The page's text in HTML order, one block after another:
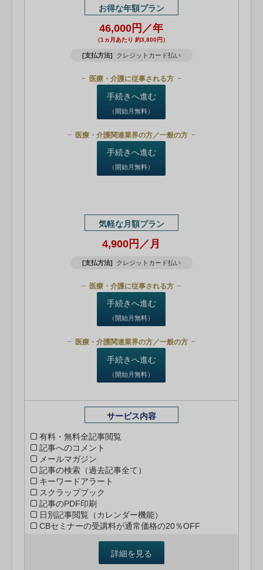
お得な年額プラン
46,000円／年
（1ヵ月あたり 約3,800円）
[支払方法] クレジットカード払い
医療・介護に従事される方
手続きへ進む
（開始月無料）
医療・介護関連業界の方／一般の方
手続きへ進む
（開始月無料）
気軽な月額プラン
4,900円／月
[支払方法] クレジットカード払い
医療・介護に従事される方
手続きへ進む
（開始月無料）
医療・介護関連業界の方／一般の方
手続きへ進む
（開始月無料）
サービス内容
有料・無料全記事閲覧
記事へのコメント
メールマガジン
記事の検索（過去記事全て）
キーワードアラート
スクラップブック
記事のPDF印刷
日別記事閲覧（カレンダー機能）
CBセミナーの受講料が通常価格の20％OFF
詳細を見る